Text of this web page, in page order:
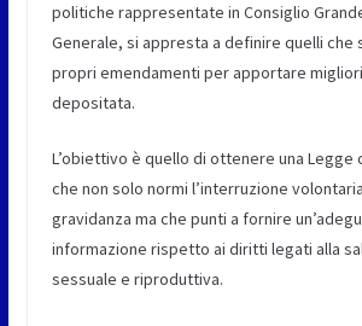
politiche rappresentate in Consiglio
Generale, si appresta a definire quelli che
propri emendamenti per apportare
depositata.
L’obiettivo è quello di ottenere una Legge
che non solo normi l’interruzione
gravidanza ma che punti a fornire
informazione rispetto ai diritti legati alla
sessuale e riproduttiva.